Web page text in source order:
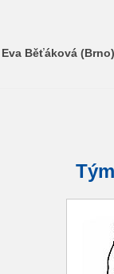
Eva Běťáková